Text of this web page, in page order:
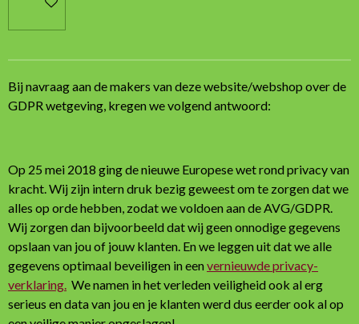
Bij navraag aan de makers van deze website/webshop over de
GDPR wetgeving, kregen we volgend antwoord:
Op 25 mei 2018 ging de nieuwe Europese wet rond privacy van
kracht. Wij zijn intern druk bezig geweest om te zorgen dat we
alles op orde hebben, zodat we voldoen aan de AVG/GDPR.
Wij zorgen dan bijvoorbeeld dat wij geen onnodige gegevens
opslaan van jou of jouw klanten. En we leggen uit dat we alle
gegevens optimaal beveiligen in eenvernieuwde privacy-
verklaring. We namen in het verleden veiligheid ook al erg
serieus en data van jou en je klanten werd dus eerder ook al op